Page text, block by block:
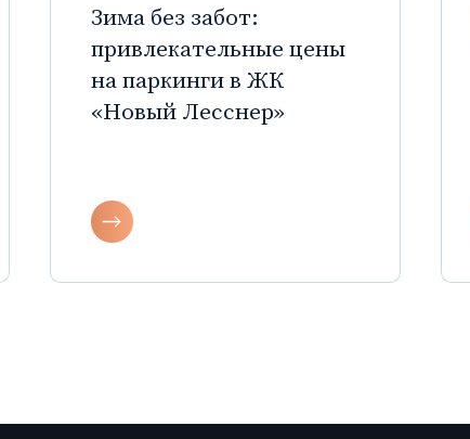
Зима без забот:
привлекательные цены
на паркинги в ЖК
«Новый Лесснер»